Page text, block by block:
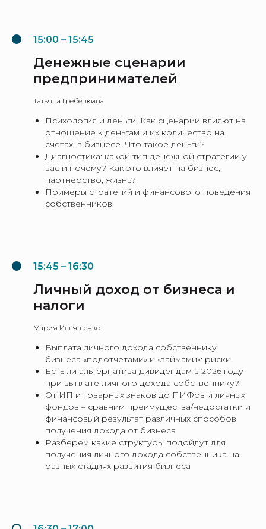
15:00 – 15:45
Денежные сценарии
предпринимателей
Татьяна Гребенкина
Психология и деньги. Как сценарии влияют на
отношение к деньгам и их количество на
счетах, в бизнесе. Что такое деньги?
Диагностика: какой тип денежной стратегии у
вас и почему? Как это влияет на бизнес,
партнерство, жизнь?
Примеры стратегий и финансового поведения
собственников.
15:45 – 16:30
Личный доход от бизнеса и
налоги
Мария Ильяшенко
Выплата личного дохода собственнику
бизнеса «подотчетами» и «займами»: риски
Есть ли альтернатива дивидендам в 2026 году
при выплате личного дохода собственнику?
От ИП и товарных знаков до ПИФов и личных
фондов – сравним преимущества/недостатки и
финансовый результат различных способов
получения дохода от бизнеса
Разберем какие структуры подойдут для
получения личного дохода собственника на
разных стадиях развития бизнеса